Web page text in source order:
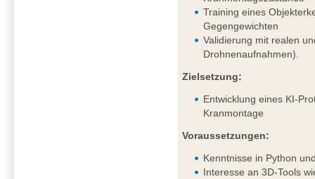
Training eines
Gegengewichten
Validierung mit realen
Drohnenaufnahmen).
Zielsetzung:
Entwicklung eines KI-
Kranmontage
Voraussetzungen:
Kenntnisse in Python
Interesse an 3D-Tools